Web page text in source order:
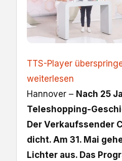
TTS-Player
weiterlesen
Hannover – Nach 25
Teleshopping-
Der Verkaufssender
dicht. Am 31. Mai
Lichter aus. Das